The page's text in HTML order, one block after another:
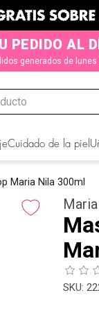
PEDIDO AL
generados de
un producto
Cuidado de la piel
Maria Nila 300ml
: